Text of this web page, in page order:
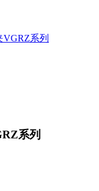
VGRZ系列
系列